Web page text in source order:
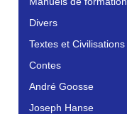
Divers
Textes et Civilisations
Contes
André Goosse
Joseph Hanse